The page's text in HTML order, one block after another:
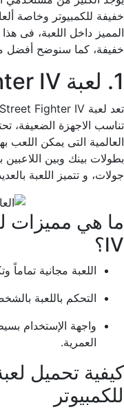
خفيفة للكمبيوتر وخاصة
المميز داخل اللعبة، فى
خفيفة، كما سنوضح أفضل
1. لعبة Street Fighter IV
تناسب الاجهزة الضعيفة،
العالمية التى يمكن
جولات، و تتميز اللعبة
IV؟
اللعبة مجانية تماماً
التحكم باللعبة
واجهة الإستخدام
العمرية.
للكمبيوتر